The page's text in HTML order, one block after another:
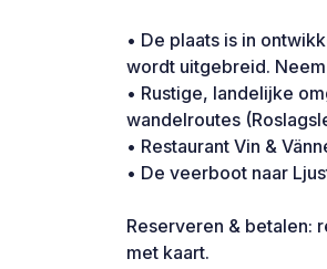
• De plaats is in
wordt uitgebreid.
• Rustige, landelijke
wandelroutes
• Restaurant Vin &
• De veerboot naar
Reserveren & betalen:
met kaart.